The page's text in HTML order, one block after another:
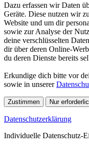
Dazu erfassen wir Daten
Geräte. Diese nutzen wir
Website und um dir
sowie zur Analyse der
deine verschlüsselten
dir über deren Online-
du deren Dienste bereits
Erkundige dich bitte vor
sowie in unserer
Zustimmen Nur
Datenschutzerklärung
Individuelle Datenschutz-